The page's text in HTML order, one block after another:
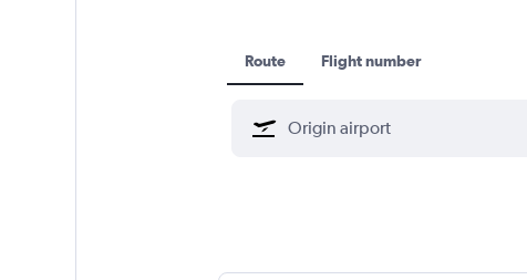
Route Flight number